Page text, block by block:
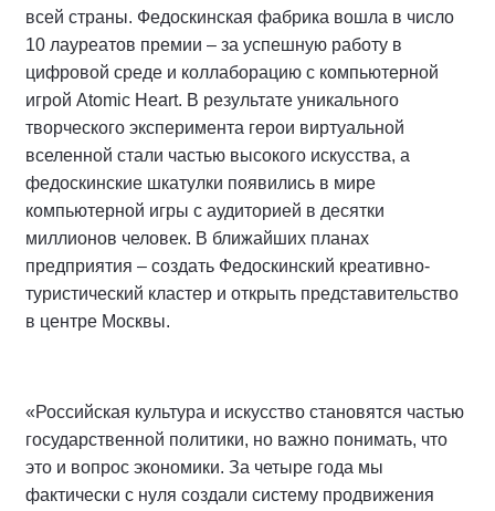
всей страны. Федоскинская фабрика вошла в число
10 лауреатов премии – за успешную работу в
цифровой среде и коллаборацию с компьютерной
игрой Atomic Heart. В результате уникального
творческого эксперимента герои виртуальной
вселенной стали частью высокого искусства, а
федоскинские шкатулки появились в мире
компьютерной игры с аудиторией в десятки
миллионов человек. В ближайших планах
предприятия – создать Федоскинский креативно-
туристический кластер и открыть представительство
в центре Москвы.
«Российская культура и искусство становятся частью
государственной политики, но важно понимать, что
это и вопрос экономики. За четыре года мы
фактически с нуля создали систему продвижения